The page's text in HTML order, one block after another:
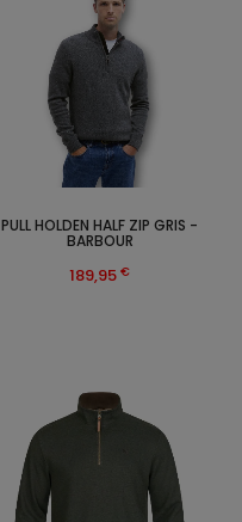
PULL HOLDEN HALF ZIP GRIS -
BARBOUR
189,95 €